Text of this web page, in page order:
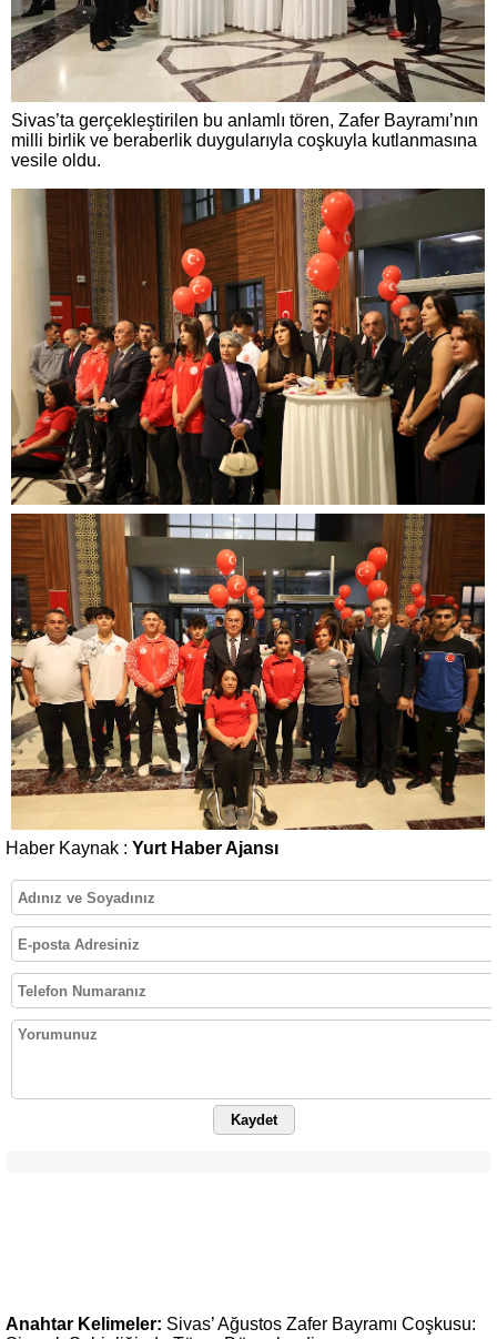
Sivas’ta gerçekleştirilen bu anlamlı tören, Zafer Bayramı’nın
milli birlik ve beraberlik duygularıyla coşkuyla kutlanmasına
vesile oldu.
Haber Kaynak : Yurt Haber Ajansı
Kaydet
Anahtar Kelimeler: Sivas’Ağustos Zafer Bayramı Coşkusu: